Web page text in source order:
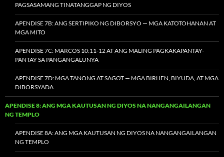
PAGSASAMANG TINATANGGAP NG DIYOS
APENDISE 7B: ANG SERTIPIKO NG DIBORSYO — MGA KATOTOHANAN AT
MGA MITO
APENDISE 7C: MARCOS 10:11-12 AT ANG MALING PAGKAKAPANTAY-
PANTAY SA PANGANGALUNYA
APENDISE 7D: MGA TANONG AT SAGOT — MGA BIRHEN, BIYUDA, AT MGA
DIBORSYADA
APENDISE 8: ANG MGA KAUTUSAN NG DIYOS NA NANGANGAILANGAN
NG TEMPLO
APENDISE 8A: ANG MGA KAUTUSAN NG DIYOS NA NANGANGAILANGAN
NG TEMPLO